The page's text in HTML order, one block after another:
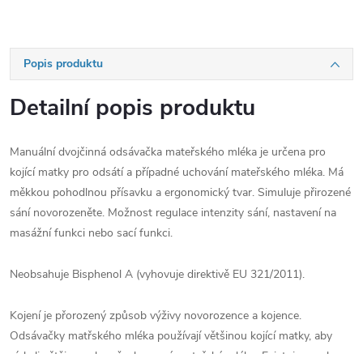
Popis produktu
Detailní popis produktu
Manuální dvojčinná odsávačka mateřského mléka je určena pro
kojící matky pro odsátí a případné uchování mateřského mléka. Má
měkkou pohodlnou přísavku a ergonomický tvar. Simuluje přirozené
sání novorozeněte. Možnost regulace intenzity sání, nastavení na
masážní funkci nebo sací funkci.
Neobsahuje Bisphenol A (vyhovuje direktivě EU 321/2011).
Kojení je přorozený způsob výživy novorozence a kojence.
Odsávačky matřského mléka používají většinou kojící matky, aby